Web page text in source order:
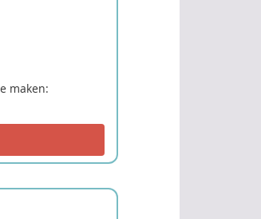
maken: